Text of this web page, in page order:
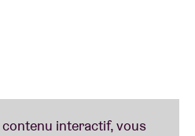
album live expérimental et
guitare et le synthé,Eat